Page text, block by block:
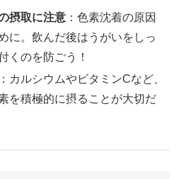
摂取に注意 ：色素沈着の原因
に。飲んだ後はうがいをしっ
くのを防ごう！
：カルシウムやビタミンCなど、
を積極的に摂ることが大切だ